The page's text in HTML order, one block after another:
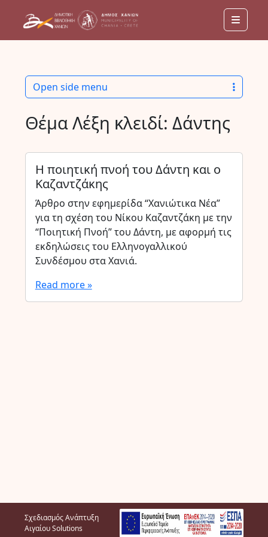
Menu
Θέμα Λέξη κλειδί: Δάντης
Η ποιητική πνοή του Δάντη και ο
Καζαντζάκης
Άρθρο στην εφημερίδα “Χανιώτικα Νέα”
για τη σχέση του Νίκου Καζαντζάκη με την
“Ποιητική Πνοή” του Δάντη, με αφορμή τις
εκδηλώσεις του Ελληνογαλλικού
Συνδέσμου στα Χανιά.
Read more »
Open side menu
Σχεδιασμός Ανάπτυξη
Αιγαίου Solutions